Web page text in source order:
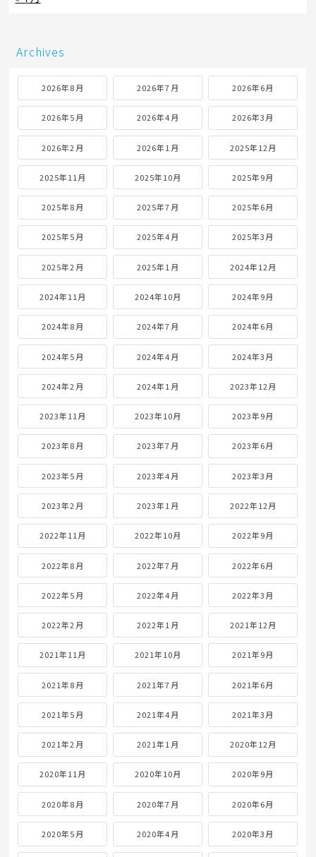
Archives
2026年8月 2026年7月 2026年6月
2026年5月 2026年4月 2026年3月
2026年2月 2026年1月 2025年12月
2025年11月 2025年10月 2025年9月
2025年8月 2025年7月 2025年6月
2025年5月 2025年4月 2025年3月
2025年2月 2025年1月 2024年12月
2024年11月 2024年10月 2024年9月
2024年8月 2024年7月 2024年6月
2024年5月 2024年4月 2024年3月
2024年2月 2024年1月 2023年12月
2023年11月 2023年10月 2023年9月
2023年8月 2023年7月 2023年6月
2023年5月 2023年4月 2023年3月
2023年2月 2023年1月 2022年12月
2022年11月 2022年10月 2022年9月
2022年8月 2022年7月 2022年6月
2022年5月 2022年4月 2022年3月
2022年2月 2022年1月 2021年12月
2021年11月 2021年10月 2021年9月
2021年8月 2021年7月 2021年6月
2021年5月 2021年4月 2021年3月
2021年2月 2021年1月 2020年12月
2020年11月 2020年10月 2020年9月
2020年8月 2020年7月 2020年6月
2020年5月 2020年4月 2020年3月